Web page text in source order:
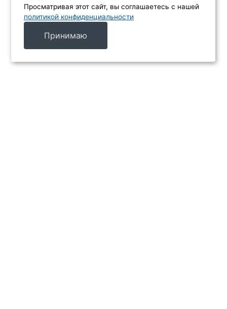
Просматривая этот сайт, вы соглашаетесь с нашей
политикой конфиденциальности
Принимаю